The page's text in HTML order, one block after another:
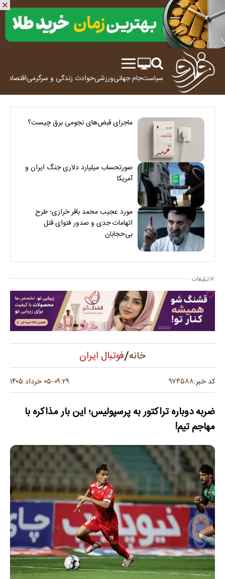
سیاستجام جهانیورزشیحوادث زندگی و سرگرمیاقتصاد
ماجرای قبض‌های نجومی برق چیست؟
صورتحساب میلیارد دلاری جنگ ایران و
آمریکا
مورد عجیب محمد باقر خرازی؛ طرح
اتهامات جدی و صدور فتوای قتل
بی‌حجابان
تبلیغات
خانه/فوتبال ایران
کد خبر:۹۷۴۵۸۸ ۰۹:۲۹-۰۵ خرداد ۱۴۰۵
ضربه دوباره تراکتور به پرسپولیس؛ این بار مذاکره با
مهاجم تیم!